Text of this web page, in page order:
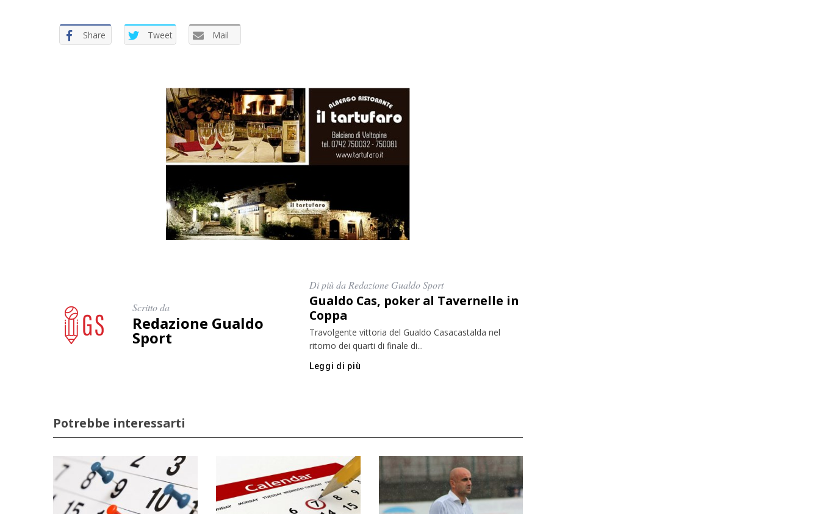
Share Tweet Mail
Scritto da
Redazione Gualdo
Sport
Di più da Redazione Gualdo Sport
Gualdo Cas, poker al Tavernelle in
Coppa
Travolgente vittoria del Gualdo Casacastalda nel
ritorno dei quarti di finale di...
Leggi di più
Potrebbe interessarti